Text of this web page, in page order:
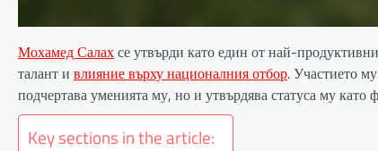
Мохамед Салахсе утвърди като един от най-
талант и влияние върху националния отбор. Участието
подчертава уменията му, но и утвърдява статуса му
Key sections in the article: